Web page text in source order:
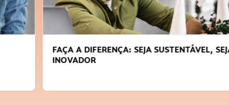
APRENDA A GERENCIAR O SEU TEMPO